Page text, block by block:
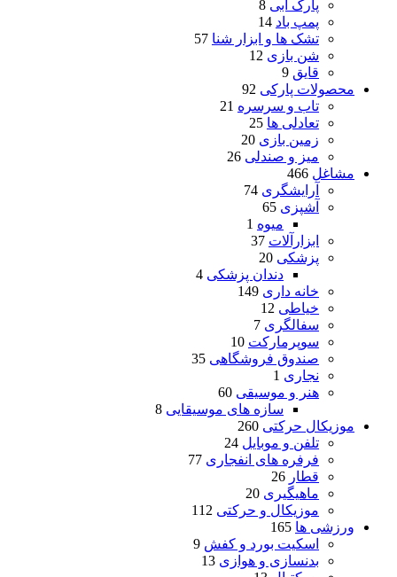
پارک آبی 8
پمپ باد 14
تشک ها و ابزار شنا 57
شن بازی 12
قایق 9
محصولات پارکی 92
تاب و سرسره 21
تعادلی ها 25
زمین بازی 20
میز و صندلی 26
مشاغل 466
آرایشگری 74
آشپزی 65
میوه 1
ابزارآلات 37
پزشکی 20
دندان پزشکی 4
خانه داری 149
خیاطی 12
سفالگری 7
سوپرمارکت 10
صندوق فروشگاهی 35
نجاری 1
هنر و موسیقی 60
سازه های موسیقایی 8
موزیکال حرکتی 260
تلفن و موبایل 24
فرفره های انفجاری 77
قطار 26
ماهیگیری 20
موزیکال و حرکتی 112
ورزشی ها 165
اسکیت بورد و کفش 9
بدنسازی و هوازی 13